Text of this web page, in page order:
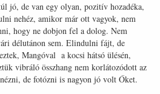
jó, de van egy olyan, pozitív hozadéka,
nehéz, amikor már ott vagyok, nem
hogy ne dobjon fel a dolog. Nem
délutánon sem. Elindulni fájt, de
Mangóval a kocsi hátsó ülésén,
vibráló összhang nem korlátozódott az
de fotózni is nagyon jó volt Őket.